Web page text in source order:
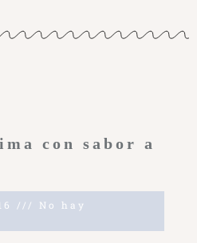
con sabor a
No hay